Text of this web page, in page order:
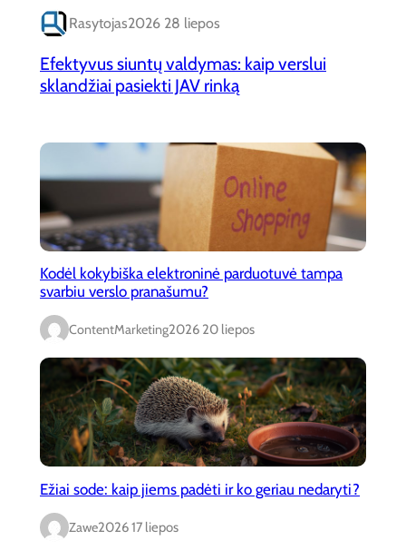
Rasytojas2026 28 liepos
Efektyvus siuntų valdymas: kaip verslui
sklandžiai pasiekti JAV rinką
Kodėl kokybiška elektroninė parduotuvė tampa
svarbiu verslo pranašumu?
ContentMarketing2026 20 liepos
Ežiai sode: kaip jiems padėti ir ko geriau nedaryti?
Zawe2026 17 liepos